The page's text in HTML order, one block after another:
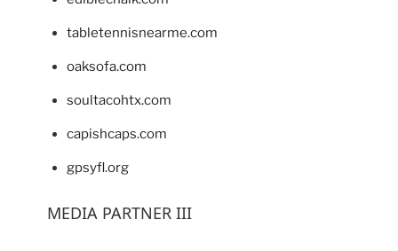
tabletennisnearme.com
oaksofa.com
soultacohtx.com
capishcaps.com
gpsyfl.org
MEDIA PARTNER III